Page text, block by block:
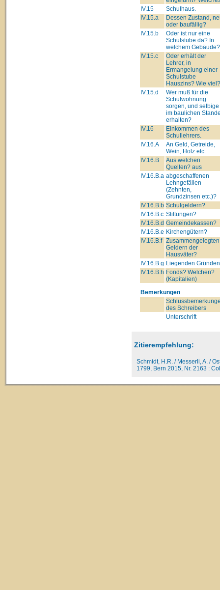
IV.15
Schulhaus.
IV.15.a
Dessen Zustand,
oder baufällig?
IV.15.b
Oder ist nur eine
Schulstube da? In
welchem Gebäude?
IV.15.c
Oder erhält der
Lehrer, in
Ermangelung einer
Schulstube
Hauszins? Wie viel?
IV.15.d
Wer muß für die
Schulwohnung
sorgen, und selbige
im baulichen
erhalten?
IV.16
Einkommen des
Schullehrers.
IV.16.A
An Geld, Getreide,
Wein, Holz etc.
IV.16.B
Aus welchen
Quellen? aus
IV.16.B.a abgeschaffenen
Lehngefällen
(Zehnten,
Grundzinsen etc.)?
IV.16.B.b Schulgeldern?
IV.16.B.c Stiftungen?
IV.16.B.d Gemeindekassen?
IV.16.B.e Kirchengütern?
IV.16.B.f Zusammengelegten
Geldern der
Hausväter?
IV.16.B.g Liegenden
IV.16.B.h Fonds? Welchen?
(Kapitalien)
Bemerkungen
des Schreibers
Unterschrift
Zitierempfehlung:
Schmidt, H.R. / Messerli, A. /
1799, Bern 2015, Nr. 2163 :